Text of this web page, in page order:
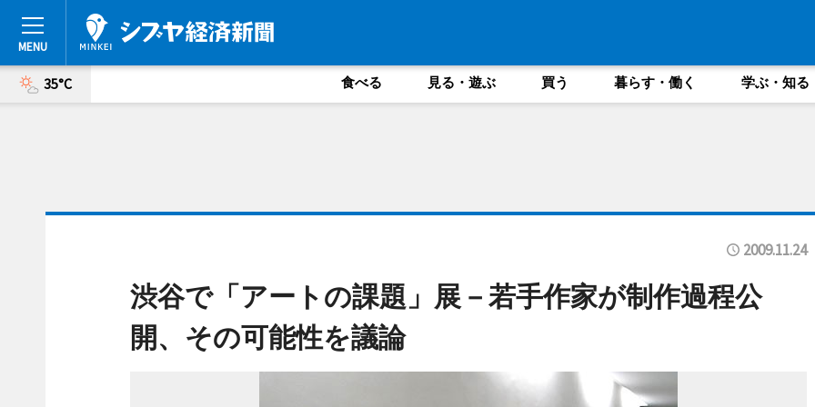
35°C 食べる 見る・遊ぶ 買う 暮らす・働く 学ぶ・知る
2009.11.24
渋谷で「アートの課題」展－若手作家が制作過程公
開、その可能性を議論